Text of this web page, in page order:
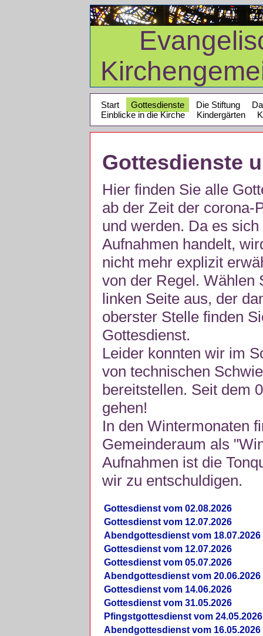
Start Gottesdienste Die Stiftung
Einblicke in die Kirche
Kindergärten
Gottesdienste
Hier finden Sie alle
ab der Zeit der corona-
und werden. Da es
Aufnahmen handelt,
nicht mehr explizit
von der Regel. Wählen
linken Seite aus, der
oberster Stelle finden
Gottesdienst.
Leider konnten wir im
von technischen
bereitstellen. Seit dem
gehen!
In den Wintermonaten
Gemeinderaum als
Aufnahmen ist die
wir zu entschuldigen.
Gottesdienst vom 02.08.2026
Gottesdienst vom 12.07.2026
Abendgottesdienst vom 18.07.2026
Gottesdienst vom 12.07.2026
Gottesdienst vom 05.07.2026
Abendgottesdienst vom 20.06.2026
Gottesdienst vom 14.06.2026
Gottesdienst vom 31.05.2026
Pfingstgottesdienst vom 24.05.2026
Abendgottesdienst vom 16.05.2026